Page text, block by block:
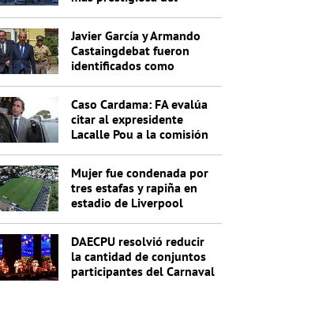
Javier García y Armando
Castaingdebat fueron
identificados como
Caso Cardama: FA evalúa
citar al expresidente
Lacalle Pou a la comisión
Mujer fue condenada por
tres estafas y rapiña en
estadio de Liverpool
DAECPU resolvió reducir
la cantidad de conjuntos
participantes del Carnaval